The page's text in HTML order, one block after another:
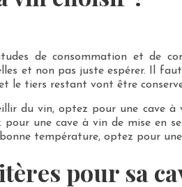
de consommation et de
et non pas juste espérer. Il
le tiers restant vont être
du vin, optez pour une cave à
pour une cave à vin de mise en
température, optez pour
pour sa